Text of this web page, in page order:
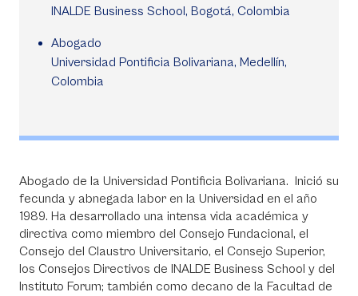
INALDE Business School, Bogotá, Colombia
Abogado
Universidad Pontificia Bolivariana, Medellín,
Colombia
Abogado de la Universidad Pontificia Bolivariana. Inició su
fecunda y abnegada labor en la Universidad en el año
1989. Ha desarrollado una intensa vida académica y
directiva como miembro del Consejo Fundacional, el
Consejo del Claustro Universitario, el Consejo Superior,
los Consejos Directivos de INALDE Business School y del
Instituto Forum; también como decano de la Facultad de